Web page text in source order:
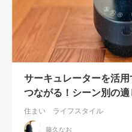
サーキュレーターを活
つながる！シーン別の
住まい ライフスタイル
藤久なお